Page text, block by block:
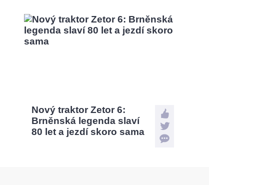
Nový traktor Zetor 6:
Brněnská legenda slaví
80 let a jezdí skoro sama